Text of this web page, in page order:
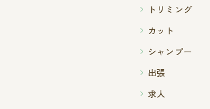
トリミング
カット
シャンプー
出張
求人